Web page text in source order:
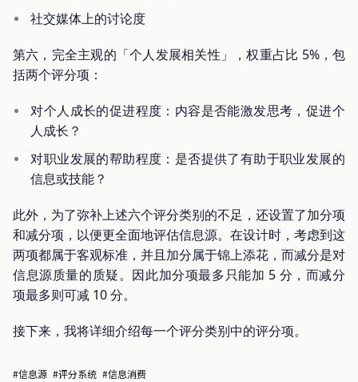
社交媒体上的讨论度
第六，完全主观的「个人发展相关性」，权重占比 5%，包
括两个评分项：
对个人成长的促进程度：内容是否能激发思考，促进个
人成长？
对职业发展的帮助程度：是否提供了有助于职业发展的
信息或技能？
此外，为了弥补上述六个评分类别的不足，还设置了加分项
和减分项，以便更全面地评估信息源。在设计时，考虑到这
两项都属于客观标准，并且加分属于锦上添花，而减分是对
信息源质量的质疑。因此加分项最多只能加 5 分，而减分
项最多则可减 10 分。
接下来，我将详细介绍每一个评分类别中的评分项。
#信息源 #评分系统 #信息消费